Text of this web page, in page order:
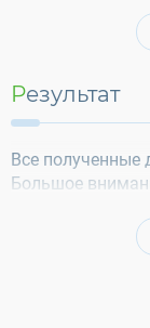
Результат
Все полученные
Большое